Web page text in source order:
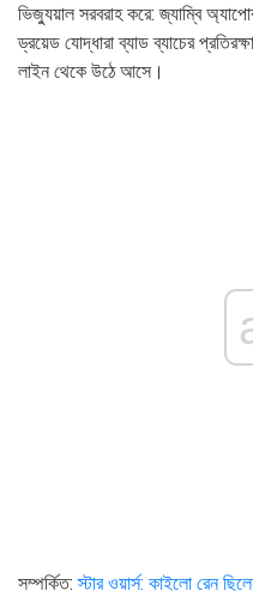
ভিজ্যুয়াল সরবরাহ করে: জ্যাম্বি
ড্রয়েড যোদ্ধারা ব্যাড ব্যাচের
লাইন থেকে উঠে আসে।
সম্পর্কিত:স্টার ওয়ার্স: কাইলো রেন